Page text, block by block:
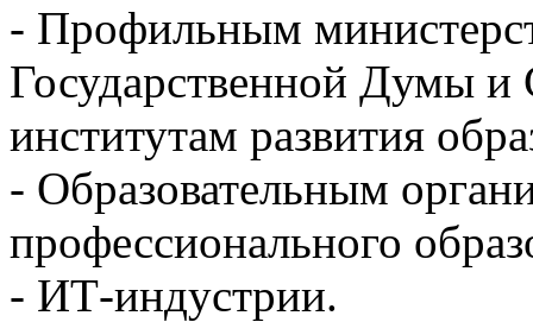
- Профильным
Государственной Думы
институтам развития
- Образовательным
профессионального
- ИТ-индустрии.